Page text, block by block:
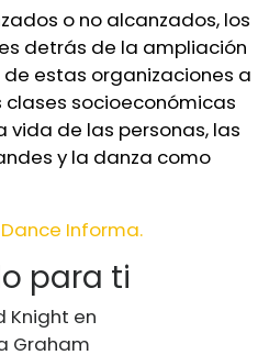
o no alcanzados, los
detrás de la ampliación
estas organizaciones a
socioeconómicas
vida de las personas, las
y la danza como
Dance Informa.
para ti